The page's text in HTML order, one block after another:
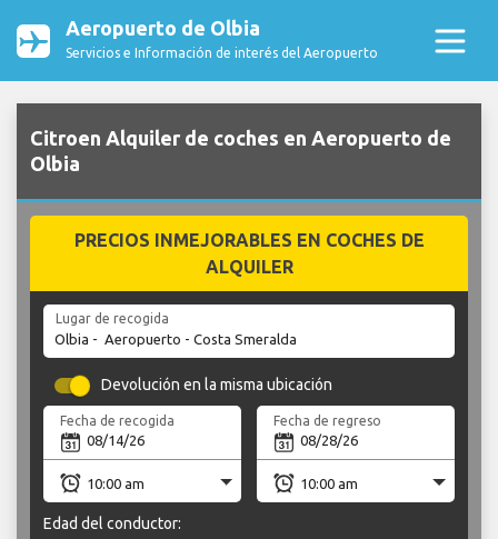
Aeropuerto de Olbia
Servicios e Información de interés del Aeropuerto
Citroen Alquiler de coches en Aeropuerto de
Olbia
PRECIOS INMEJORABLES EN COCHES DE
ALQUILER
Lugar de recogida
Devolución en la misma ubicación
Fecha de recogida Fecha de regreso
Edad del conductor: